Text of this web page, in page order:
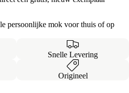
persoonlijke mok voor thuis of op
Snelle Levering
Origineel